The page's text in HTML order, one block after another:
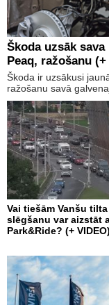
Škoda uzsāk
Peaq, ražošanu (+
Škoda ir uzsākusi
ražošanu savā
Vai tiešām Vanšu tilta
slēgšanu var aizstāt
Park&Ride? (+ VIDEO)